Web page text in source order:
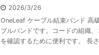
2026/3/26
OneLeaf ケーブル結束バンド 高
ブルバンドです。コードの組織
を確認するために便利です。 長